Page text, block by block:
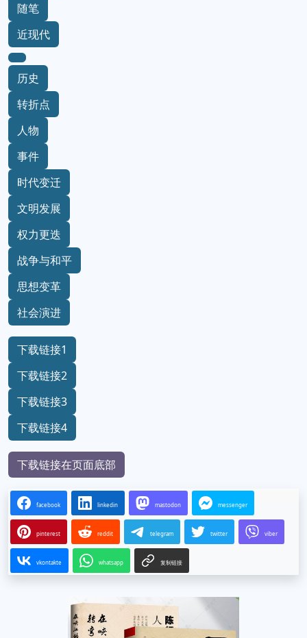
随笔
近现代
历史
转折点
人物
事件
时代变迁
文明发展
权力更迭
战争与和平
思想变革
社会演进
下载链接1
下载链接2
下载链接3
下载链接4
下载链接在页面底部
facebook linkedin mastodon messenger
pinterest reddit telegram twitter viber
vkontakte whatsapp 复制链接